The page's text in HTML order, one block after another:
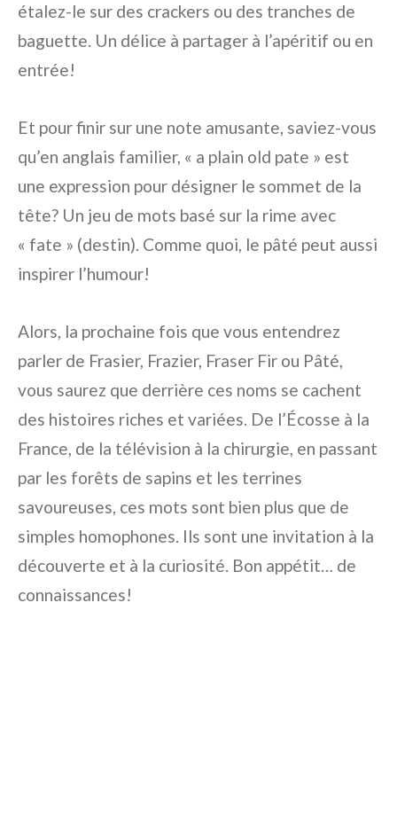
étalez-le sur des crackers ou des tranches de
baguette. Un délice à partager à l’apéritif ou en
entrée!
Et pour finir sur une note amusante, saviez-vous
qu’en anglais familier, « a plain old pate » est
une expression pour désigner le sommet de la
tête? Un jeu de mots basé sur la rime avec
« fate » (destin). Comme quoi, le pâté peut aussi
inspirer l’humour!
Alors, la prochaine fois que vous entendrez
parler de Frasier, Frazier, Fraser Fir ou Pâté,
vous saurez que derrière ces noms se cachent
des histoires riches et variées. De l’Écosse à la
France, de la télévision à la chirurgie, en passant
par les forêts de sapins et les terrines
savoureuses, ces mots sont bien plus que de
simples homophones. Ils sont une invitation à la
découverte et à la curiosité. Bon appétit… de
connaissances!